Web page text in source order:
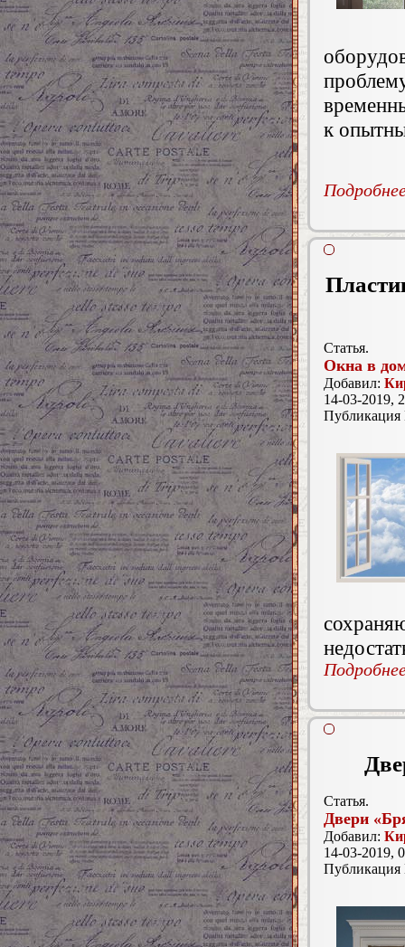
к
Статья.
Окна в
Добавил:
14-03-2019,
Статья.
Двери
Добавил:
14-03-2019,